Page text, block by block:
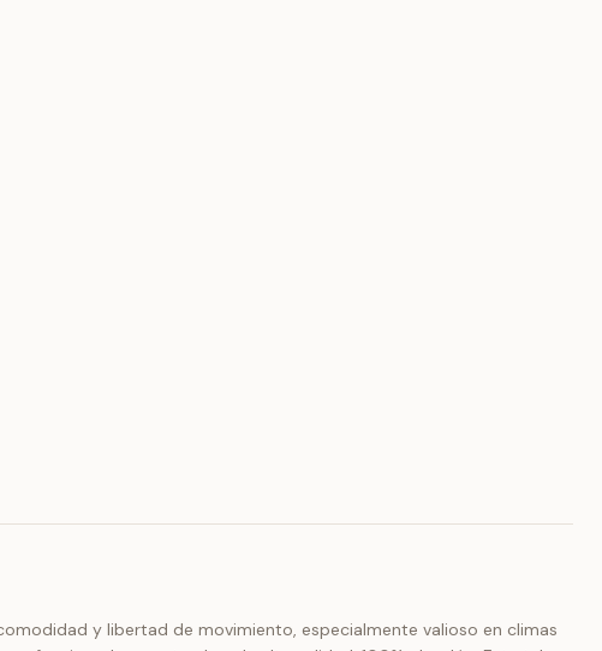
y libertad de movimiento, especialmente valioso en climas